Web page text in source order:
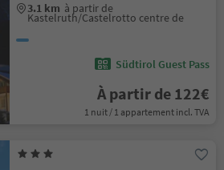
3.1 km à partir de
Kastelruth/Castelrotto centre de
Südtirol Guest Pass
À partir de 122€
1 nuit / 1 appartement incl. TVA